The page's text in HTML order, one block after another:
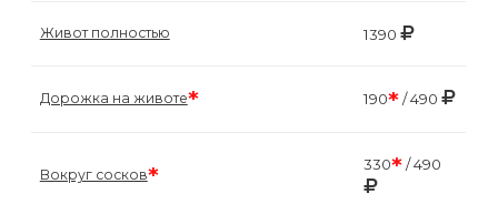
Живот полностью 1390
Дорожка на животе* 190*/ 490
Вокруг сосков* 330*/ 490